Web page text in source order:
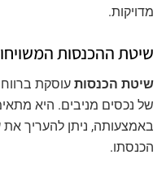
מדויקות.
שיטת ההכנסות
שיטת הכנסות עוסקת
של נכסים מניבים. היא
באמצעותה, ניתן להעריך את
הכנסתו.